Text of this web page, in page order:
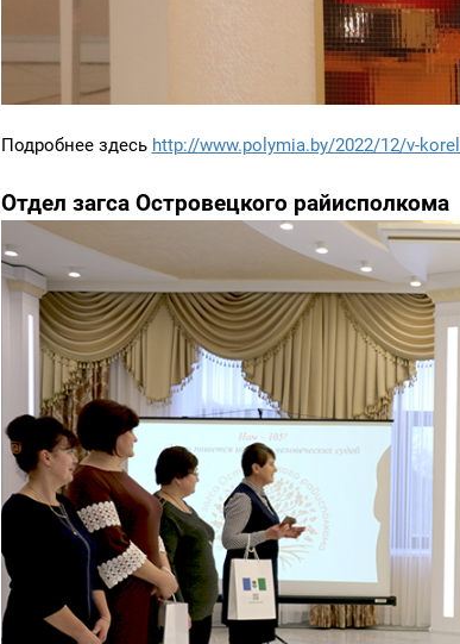
Подробнее здесь http://www.polymia.by/2022/12/v-
Отдел загса Островецкого райисполкома